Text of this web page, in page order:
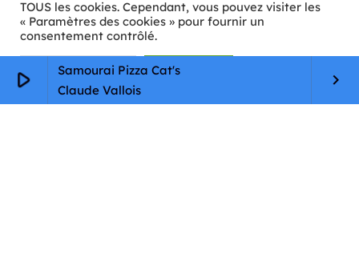
play_arrow
Samourai Pizza Cat's
Claude Vallois
keyboard_arrow_right
✉️Contact
🦊Qui sommes-nous ?
📄
Mentions légales
TOUS les cookies. Cependant, vous pouvez visiter les
« Paramètres des cookies » pour fournir un
consentement contrôlé.
Paramètres Cookie Tout accepter